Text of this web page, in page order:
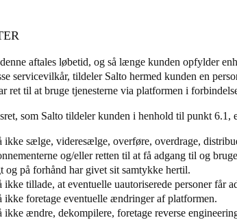
aftales løbetid, og så længe kunden opfylder
servicevilkår, tildeler Salto hermed kunden en
ret til at bruge tjenesterne via platformen i
som Salto tildeler kunden i henhold til punkt 6.1,
ikke sælge, videresælge, overføre, overdrage,
og/eller retten til at få adgang til og
og på forhånd har givet sit samtykke hertil.
ikke tillade, at eventuelle uautoriserede personer får
ikke foretage eventuelle ændringer af platformen.
ikke ændre, dekompilere, foretage reverse